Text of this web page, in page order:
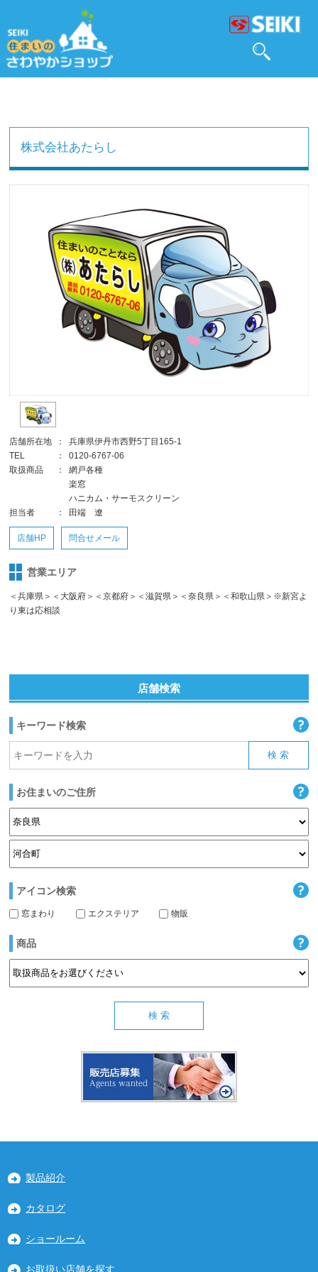
株式会社あたらし
店舗所在地 ：
兵庫県伊丹市西野5丁目165-1
TEL
：
0120-6767-06
取扱商品
：
網戸各種
楽窓
ハニカム・サーモスクリーン
担当者
： 田端 遼
店舗HP 問合せメール
営業エリア
＜兵庫県＞＜大阪府＞＜京都府＞＜滋賀県＞＜奈良県＞＜和歌山県＞※新宮よ
り東は応相談
店舗検索
キーワード検索
お住まいのご住所
アイコン検索
窓まわり エクステリア 物販
商品
製品紹介
カタログ
ショールーム
お取扱い店舗を探す